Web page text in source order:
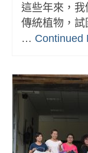
這些年來，
傳統植物，
… Continued